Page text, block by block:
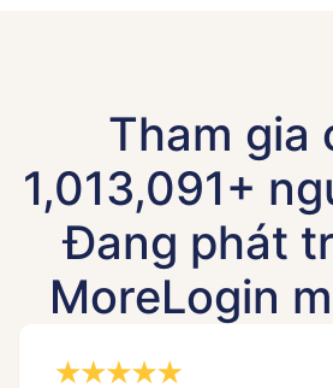
Tham gia
1,013,091+
Đang phát
MoreLogin